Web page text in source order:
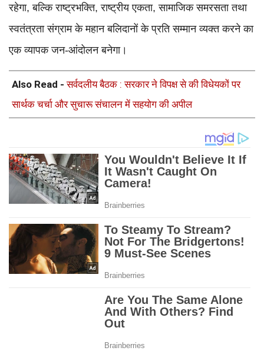
रहेगा, बल्कि राष्ट्रभक्ति, राष्ट्रीय एकता, सामाजिक समरसता तथा
स्वतंत्रता संग्राम के महान बलिदानों के प्रति सम्मान व्यक्त करने का
एक व्यापक जन-आंदोलन बनेगा।
Also Read -सर्वदलीय बैठक : सरकार ने विपक्ष से की विधेयकों पर
सार्थक चर्चा और सुचारू संचालन में सहयोग की अपील